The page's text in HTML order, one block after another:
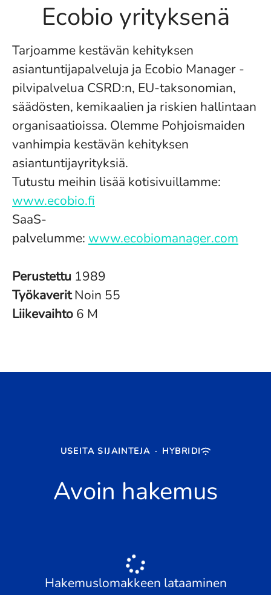
Ecobio yrityksenä
Tarjoamme kestävän kehityksen
asiantuntijapalveluja ja Ecobio Manager -
pilvipalvelua CSRD:n, EU-taksonomian,
säädösten, kemikaalien ja riskien hallintaan
organisaatioissa. Olemme Pohjoismaiden
vanhimpia kestävän kehityksen
asiantuntijayrityksiä.
Tutustu meihin lisää kotisivuillamme:
www.ecobio.fi
SaaS-
palvelumme: www.ecobiomanager.com
Perustettu 1989
TyökaveritNoin 55
Liikevaihto 6 M
USEITA SIJAINTEJA · HYBRIDI
Avoin hakemus
Hakemuslomakkeen lataaminen